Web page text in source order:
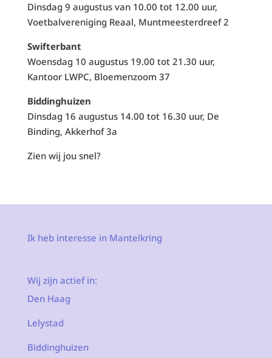
Dinsdag 9 augustus van 10.00 tot 12.00 uur,
Voetbalvereniging Reaal, Muntmeesterdreef 2
Swifterbant
Woensdag 10 augustus 19.00 tot 21.30 uur,
Kantoor LWPC, Bloemenzoom 37
Biddinghuizen
Dinsdag 16 augustus 14.00 tot 16.30 uur, De
Binding, Akkerhof 3a
Zien wij jou snel?
Ik heb interesse in Mantelkring
Wij zijn actief in:
Den Haag
Lelystad
Biddinghuizen